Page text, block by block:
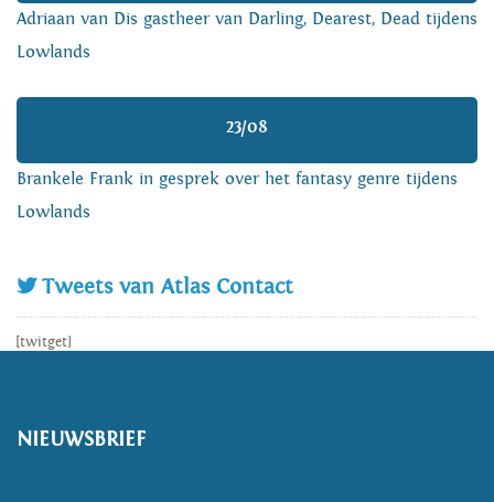
Adriaan van Dis gastheer van Darling, Dearest, Dead tijdens
Lowlands
23/08
Brankele Frank in gesprek over het fantasy genre tijdens
Lowlands
Tweets van Atlas Contact
[twitget]
NIEUWSBRIEF